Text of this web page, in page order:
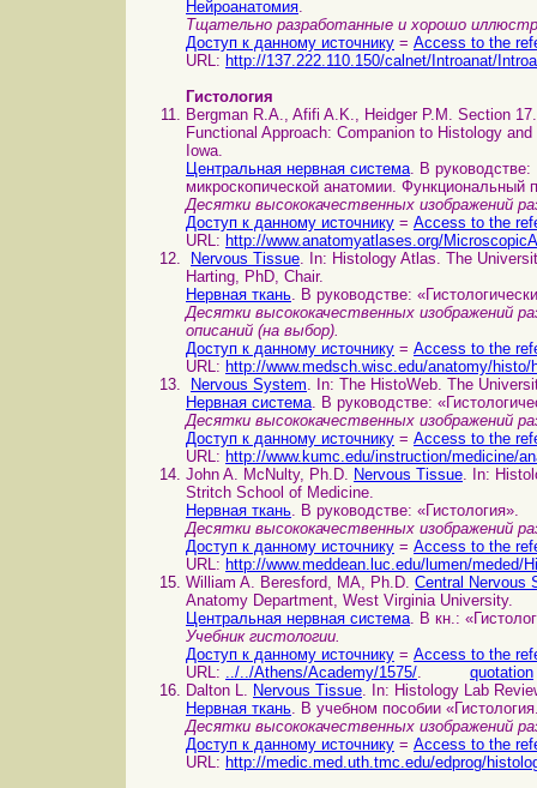
Нейроанатомия.
Тщательно разработанные и хорошо
Доступ к данному источнику = Access to the
URL: http://137.222.110.150/calnet/Introanat/
Гистология
Bergman R.A., Afifi A.K., Heidger P.M. Section
Functional Approach: Companion to Histology
Iowa.
Центральная нервная система. В
микроскопической анатомии. Функциональный
Десятки высококачественных изображений
Доступ к данному источнику = Access to the
URL: http://www.anatomyatlases.org/
Nervous Tissue. In: Histology Atlas. The
Harting, PhD, Chair.
Нервная ткань. В руководстве:
Десятки высококачественных изображений
описаний (на выбор).
Доступ к данному источнику = Access to the
URL: http://www.medsch.wisc.edu/anatomy/
Nervous System. In: The HistoWeb. The
Нервная система. В руководстве:
Десятки высококачественных изображений
Доступ к данному источнику = Access to the
URL: http://www.kumc.edu/instruction/medicine/
John A. McNulty, Ph.D. Nervous Tissue. In:
Stritch School of Medicine.
Нервная ткань. В руководстве: «Гистология».
Десятки высококачественных изображений
Доступ к данному источнику = Access to the
URL: http://www.meddean.luc.edu/lumen/meded/
William A. Beresford, MA, Ph.D. Central Nervous
Anatomy Department, West Virginia University.
Центральная нервная система. В кн.:
Учебник гистологии.
Доступ к данному источнику = Access to the
URL: ../../Athens/Academy/1575/. quotation
Dalton L. Nervous Tissue. In: Histology Lab
Нервная ткань. В учебном пособии
Десятки высококачественных изображений
Доступ к данному источнику = Access to the
URL: http://medic.med.uth.tmc.edu/edprog/